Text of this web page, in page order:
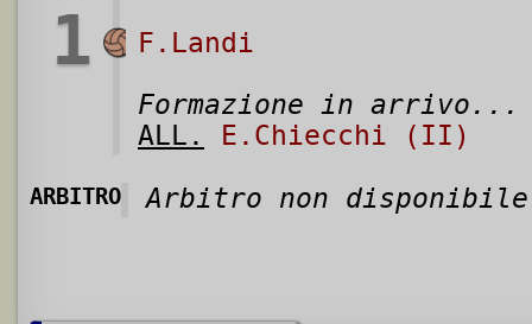
1
F.Landi
Formazione in arrivo...
ALL.
E.Chiecchi (II)
ARBITRO Arbitro non disponibile